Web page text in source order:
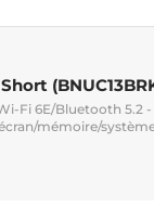
Fi 6E/Bluetooth 5.2 -
mémoire/